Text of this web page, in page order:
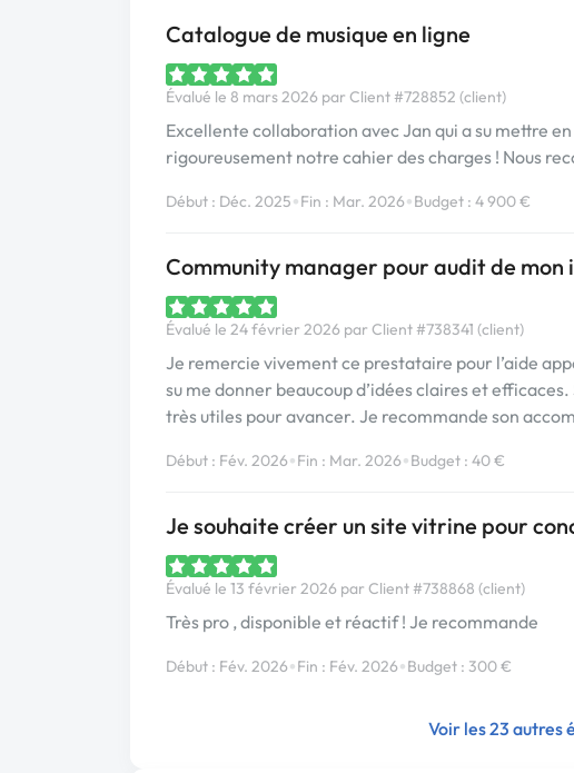
Catalogue de musique en ligne
Évalué le 8 mars 2026 par Client #728852 (client)
Excellente collaboration avec Jan qui a su mettre
rigoureusement notre cahier des charges ! Nous
Début : Déc. 2025•Fin : Mar. 2026•Budget : 4 900 €
Community manager pour audit de mon
Évalué le 24 février 2026 par Client #738341 (client)
Je remercie vivement ce prestataire pour l’aide
su me donner beaucoup d’idées claires et
très utiles pour avancer. Je recommande son
Début : Fév. 2026•Fin : Mar. 2026•Budget : 40 €
Je souhaite créer un site vitrine pour
Évalué le 13 février 2026 par Client #738868 (client)
Très pro , disponible et réactif ! Je recommande
Début : Fév. 2026•Fin : Fév. 2026•Budget : 300 €
Voir les 23 autres